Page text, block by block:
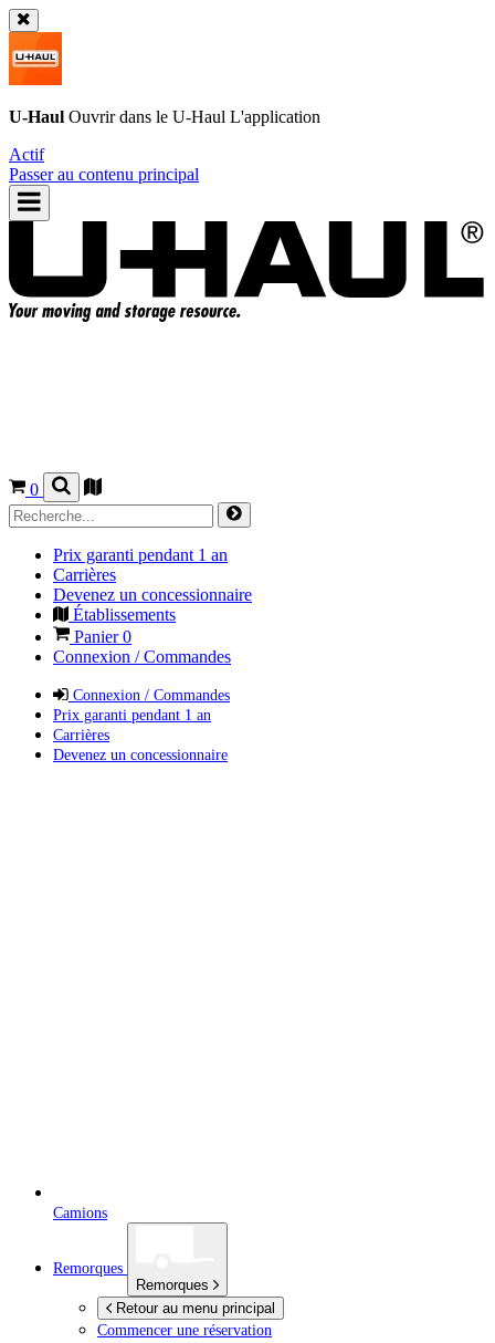
U-Haul Ouvrir dans le U-Haul L'application
Actif
Passer au contenu principal
0
Prix garanti pendant 1 an
Carrières
Devenez un concessionnaire
Établissements
Panier0
Connexion / Commandes
Connexion / Commandes
Prix garanti pendant 1 an
Carrières
Devenez un concessionnaire
Camions
Remorques
Remorques
Retour au menu principal
Commencer une réservation